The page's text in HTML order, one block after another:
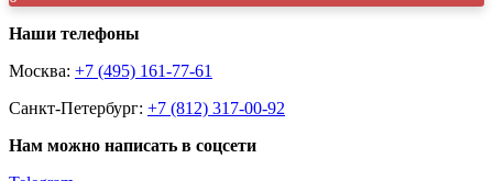
Наши телефоны
Москва: +7 (495) 161-77-61
Санкт-Петербург: +7 (812) 317-00-92
Нам можно написать в соцсети